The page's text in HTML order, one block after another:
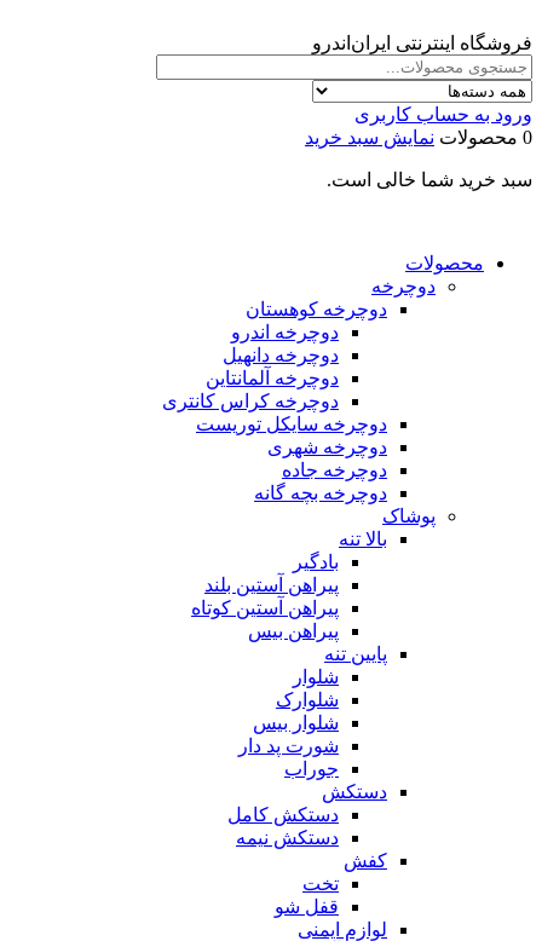
فروشگاه اینترنتی ایران‌اندرو
ورود به حساب کاربری
0 محصولات
نمایش سبد خرید
سبد خرید شما خالی است.
محصولات
دوچرخه
دوچرخه کوهستان
دوچرخه اندرو
دوچرخه دانهیل
دوچرخه آلمانتاین
دوچرخه کراس کانتری
دوچرخه سایکل توریست
دوچرخه شهری
دوچرخه جاده
دوچرخه بچه گانه
پوشاک
بالا تنه
بادگیر
پیراهن آستین بلند
پیراهن آستین کوتاه
پیراهن بیس
پایین تنه
شلوار
شلوارک
شلوار بیس
شورت پد دار
جوراب
دستکش
دستکش کامل
دستکش نیمه
کفش
تخت
قفل شو
لوازم ایمنی